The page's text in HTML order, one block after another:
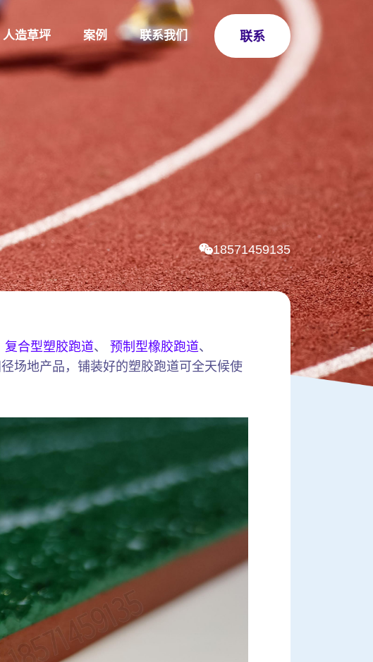
人造草坪 案例 联系我们 联系
18571459135
复合型塑胶跑道、 预制型橡胶跑道、
场地产品，铺装好的塑胶跑道可全天候使